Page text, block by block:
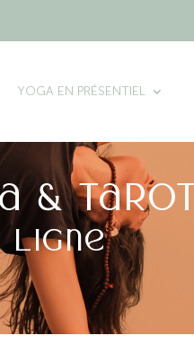
YOGA EN PRÉSENTIEL
&
ligne